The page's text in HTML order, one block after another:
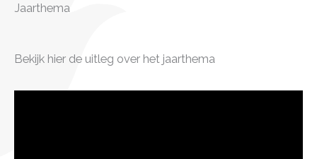
Jaarthema
Bekijk hier de uitleg over het jaarthema